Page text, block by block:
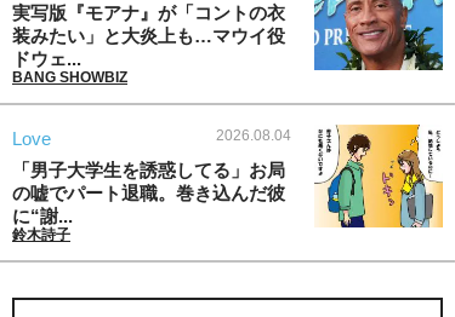
実写版『モアナ』が「コントの衣
装みたい」と大炎上も…マウイ役
ドウェ...
BANG SHOWBIZ
Love 2026.08.04
「男子大学生を誘惑してる」お局
の嘘でパート退職。巻き込んだ彼
に“謝...
鈴木詩子